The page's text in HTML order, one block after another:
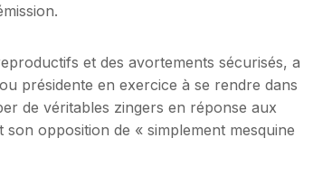
et des avortements sécurisés, a
présidente en exercice à se rendre dans
de véritables zingers en réponse aux
opposition de « simplement mesquine